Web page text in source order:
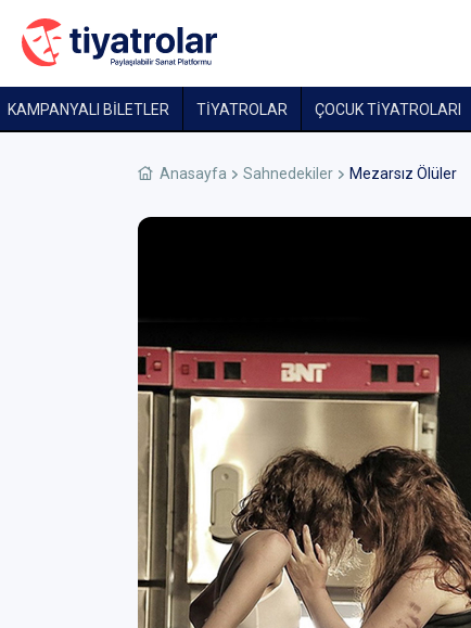
KAMPANYALI BİLETLER TİYATROLAR ÇOCUK TIYATROLARI
Anasayfa Sahnedekiler Mezarsız Ölüler